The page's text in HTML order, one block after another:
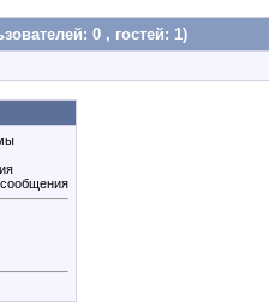
0 , гостей: 1)
сообщения